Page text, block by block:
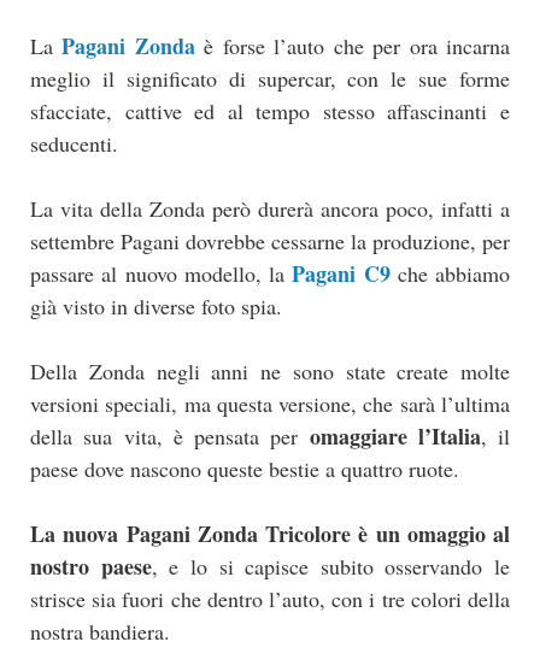
LaPagani Zondaè forse l’auto che per ora incarna
meglio il significato di supercar, con le sue forme
sfacciate, cattive ed al tempo stesso affascinanti e
seducenti.
La vita della Zonda però durerà ancora poco, infatti a
settembre Pagani dovrebbe cessarne la produzione, per
passare al nuovo modello, laPagani C9che abbiamo
già visto in diverse foto spia.
Della Zonda negli anni ne sono state create molte
versioni speciali, ma questa versione, che sarà l’ultima
della sua vita, è pensata per omaggiare l’Italia, il
paese dove nascono queste bestie a quattro ruote.
La nuova Pagani Zonda Tricolore è un omaggio al
nostro paese, e lo si capisce subito osservando le
strisce sia fuori che dentro l’auto, con i tre colori della
nostra bandiera.